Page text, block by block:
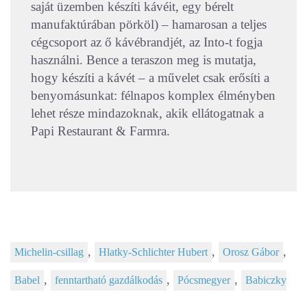
saját üzemben készíti kávéit, egy bérelt
manufaktúrában pörköl) – hamarosan a teljes
cégcsoport az ő kávébrandjét, az Into-t fogja
használni. Bence a teraszon meg is mutatja,
hogy készíti a kávét – a művelet csak erősíti a
benyomásunkat: félnapos komplex élményben
lehet része mindazoknak, akik ellátogatnak a
Papi Restaurant & Farmra.
Michelin-csillag , Hlatky-Schlichter Hubert , Orosz Gábor ,
Babel , fenntartható gazdálkodás , Pócsmegyer , Babiczky